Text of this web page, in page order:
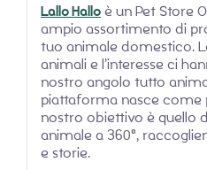
Lallo Halloè un Pet Store
ampio assortimento di
tuo animale domestico.
animali e l’interesse ci
nostro angolo tutto
piattaforma nasce come
nostro obiettivo è quello
animale a 360°,
e storie.